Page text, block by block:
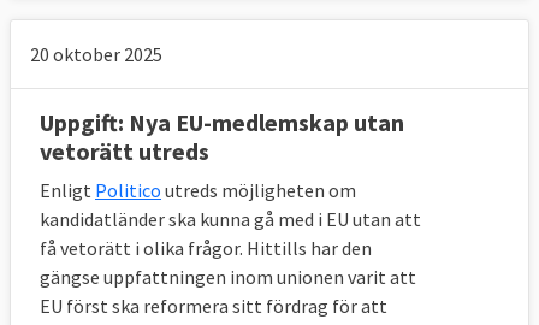
20 oktober 2025
Uppgift: Nya EU-medlemskap utan
vetorätt utreds
Enligt Politico utreds möjligheten om
kandidatländer ska kunna gå med i EU utan att
få vetorätt i olika frågor. Hittills har den
gängse uppfattningen inom unionen varit att
EU först ska reformera sitt fördrag för att